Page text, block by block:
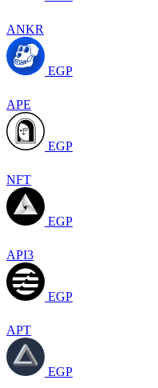
ANKR
EGP
APE
EGP
NFT
EGP
API3
EGP
APT
EGP